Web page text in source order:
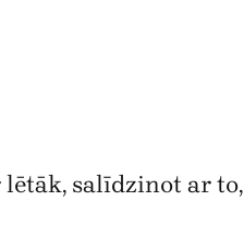
lētāk, salīdzinot ar